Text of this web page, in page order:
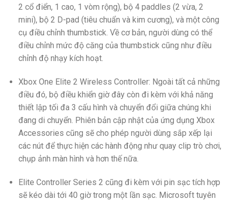
2 cổ điển, 1 cao, 1 vòm rộng), bộ 4 paddles (2 vừa, 2
mini), bộ 2 D-pad (tiêu chuẩn và kim cương), và một công
cụ điều chỉnh thumbstick. Về cơ bản, người dùng có thể
điều chỉnh mức độ căng của thumbstick cũng như điều
chỉnh độ nhạy kích hoạt.
Xbox One Elite 2 Wireless Controller: Ngoài tất cả những
điều đó, bộ điều khiển giờ đây còn đi kèm với khả năng
thiết lập tối đa 3 cấu hình và chuyển đổi giữa chúng khi
đang di chuyển. Phiên bản cập nhật của ứng dụng Xbox
Accessories cũng sẽ cho phép người dùng sắp xếp lại
các nút để thực hiện các hành động như quay clip trò chơi,
chụp ảnh màn hình và hơn thế nữa.
Elite Controller Series 2 cũng đi kèm với pin sạc tích hợp
sẽ kéo dài tới 40 giờ trong một lần sạc. Microsoft tuyên